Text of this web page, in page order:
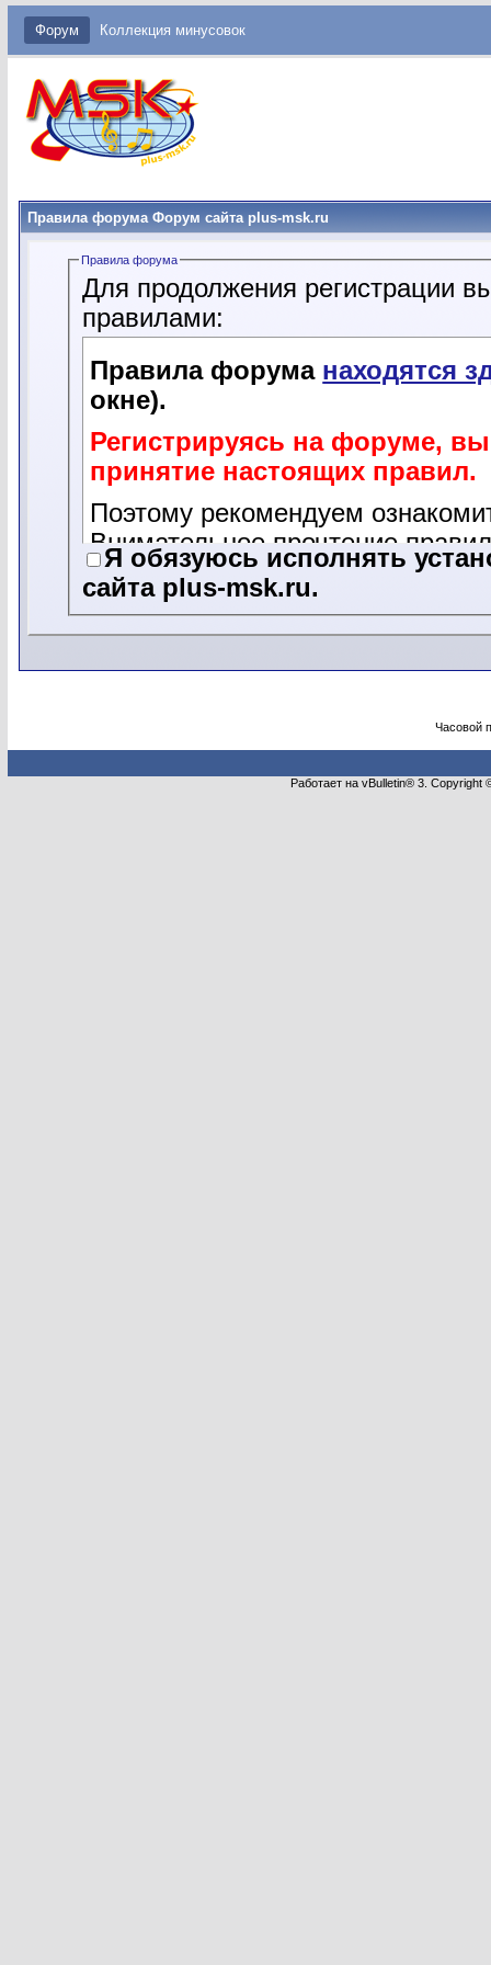
Форум Коллекция минусовок
Правила форума Форум сайта plus-msk.ru
Правила форума
Для продолжения регистрации
правилами:
Правила форума находятся
окне).
Регистрируясь на форуме,
принятие настоящих правил.
Поэтому рекомендуем
Внимательное прочтение
недоразумений, а так же
комфортным и продуктивным.
Я обязуюсь исполнять
сайта plus-msk.ru.
Часовой
Работает на vBulletin® 3.